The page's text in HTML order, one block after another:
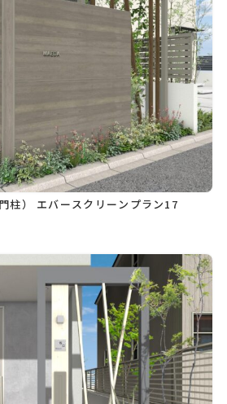
柱） エバースクリーンプラン17